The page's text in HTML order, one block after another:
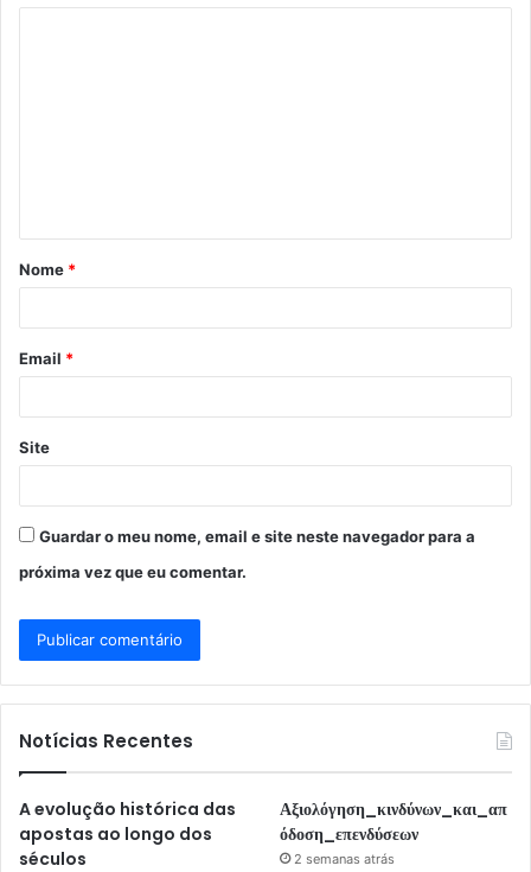
á
r
*
Nome *
Email *
Site
Guardar o meu nome, email e site neste navegador para a
próxima vez que eu comentar.
Notícias Recentes
A evolução histórica das
apostas ao longo dos
séculos
Αξιολόγηση_κινδύνων_και_απ
όδοση_επενδύσεων
2 semanas atrás